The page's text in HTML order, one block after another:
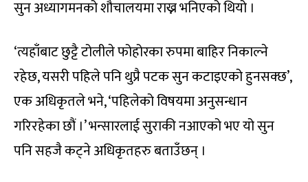
सुन अध्यागमनको शौचालयमा राख्न भनिएको थियो ।
‘त्यहाँबाट छुट्टै टोलीले फोहोरका रुपमा बाहिर निकाल्ने
रहेछ, यसरी पहिले पनि थुप्रै पटक सुन कटाइएको हुनसक्छ’,
एक अधिकृतले भने, ‘पहिलेको विषयमा अनुसन्धान
गरिरहेका छौं ।’ भन्सारलाई सुराकी नआएको भए यो सुन
पनि सहजै कट्ने अधिकृतहरु बताउँछन् ।